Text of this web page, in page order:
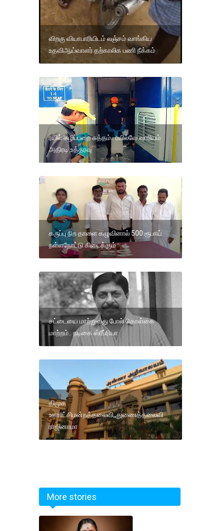
விறகு வியாபாரியிடம் லஞ்சம் வாங்கிய
உதவிஆய்வாளர் தற்காலிக பணி நீக்கம்
ரயில் கழிப்பறை சுத்தம்.. ரயில்வே வாரி​யம்
அதிரடி உத்தரவு
கருப்பு நிற தாளை கழுவினால் 500 ரூபாய்
நள்ளநோட்டு கிடைக்கும்
சட்டையை மாற்றுவது போல் கொள்கை
மாற்றம்.. நடிகை ஸ்ரீப்ரியா
திமுக
ஊராட்சிமன்றத்தலைவி,,துணைத்தலைவி
ராஜினாமா
More stories